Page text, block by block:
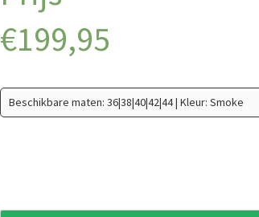
€199,95
Beschikbare maten: 36|38|40|42|44 | Kleur: Smoke